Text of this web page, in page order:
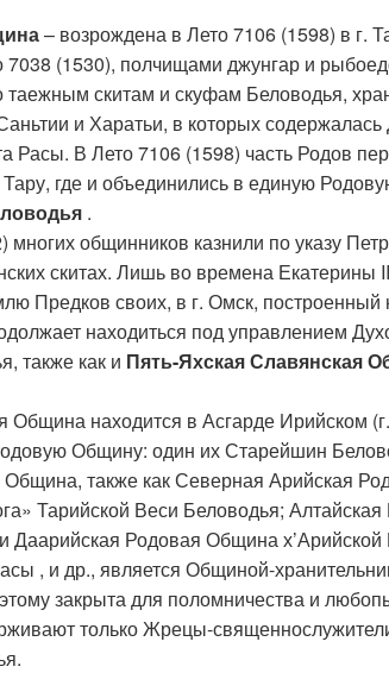
– возрождена в Лето 7106 (1598) в г.
(1530), полчищами джунгар и
таежным скитам и скуфам Беловодья,
и Харатьи, в которых
В Лето 7106 (1598) часть Родов
где и объединились в единую
.
общинников казнили по указу
скитах. Лишь во времена Екатерины
Предков своих, в г. Омск, построенный
находиться под управлением
также как и Пять-Яхская Славянская
находится в Асгарде Ирийском
Общину: один их Старейшин
также как Северная Арийская
Тарийской Веси Беловодья; Алтайская
Родовая Община х’Арийской
, и др., является Общиной-
закрыта для поломничества и
только Жрецы-